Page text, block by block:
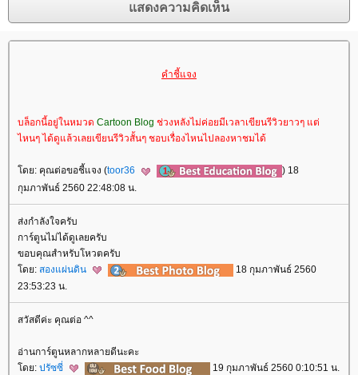
คำชี้แจง
บล็อกนี้อยู่ในหมวด Cartoon Blog ช่วงหลังไม่ค่อยมีเวลาเขียนรีวิวยาวๆ แต่
ไหนๆ ได้ดูแล้วเลยเขียนรีวิวสั้นๆ ชอบเรื่องไหนไปลองหาชมได้
ดย: คุณต่อขอชี้แจง (toor36
) 18
กุมภาพันธ์ 2560 22:48:08 น.
ส่งกำลังใจครับ
การ์ตูนไม่ได้ดูเลยครับ
ขอบคุณสำหรับโหวตครับ
ดย: สองแผ่นดิน
18 กุมภาพันธ์ 2560
23:53:23 น.
สวัสดีค่ะ คุณต่อ ^^
อ่านการ์ตูนหลากหลายดีนะคะ
ดย: ปรัซซี่ 19 กุมภาพันธ์ 2560 0:10:51 น.